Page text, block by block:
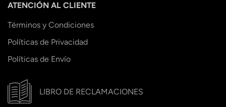
ATENCIÓN AL CLIENTE
Términos y Condiciones
Políticas de Privacidad
Políticas de Envío
LIBRO DE RECLAMACIONES